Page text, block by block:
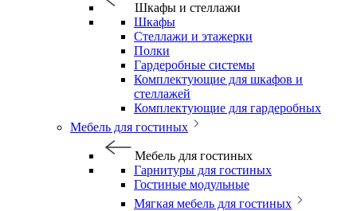
Шкафы и стеллажи
Шкафы
Стеллажи и этажерки
Полки
Гардеробные системы
Комплектующие для шкафов и
стеллажей
Комплектующие для гардеробных
Мебель для гостиных
Мебель для гостиных
Гарнитуры для гостиных
Гостиные модульные
Мягкая мебель для гостиных